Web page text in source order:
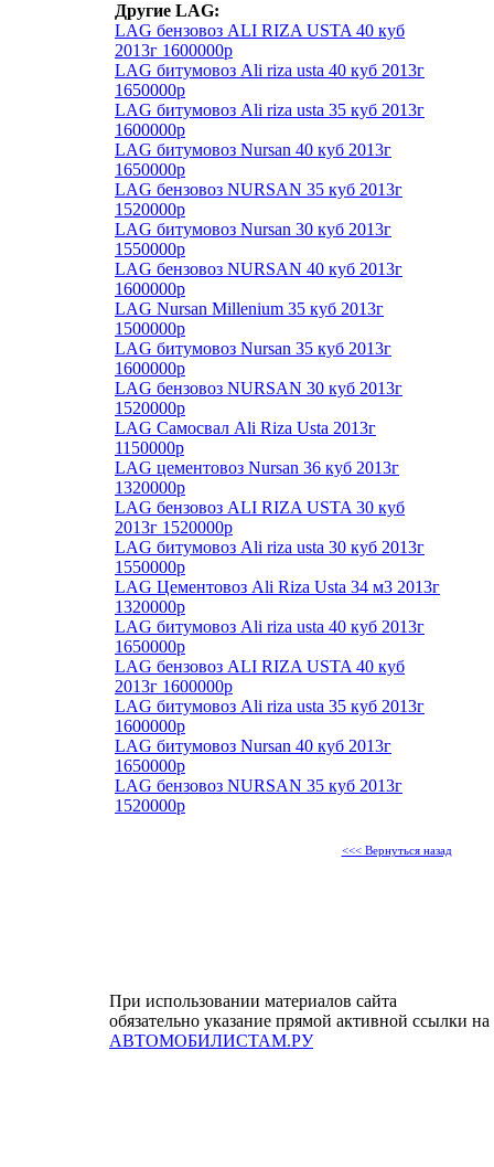
Другие LAG:
LAG бензовоз ALI RIZA USTA 40 куб
2013г 1600000р
LAG битумовоз Ali riza usta 40 куб 2013г
1650000р
LAG битумовоз Ali riza usta 35 куб 2013г
1600000р
LAG битумовоз Nursan 40 куб 2013г
1650000р
LAG бензовоз NURSAN 35 куб 2013г
1520000р
LAG битумовоз Nursan 30 куб 2013г
1550000р
LAG бензовоз NURSAN 40 куб 2013г
1600000р
LAG Nursan Millenium 35 куб 2013г
1500000р
LAG битумовоз Nursan 35 куб 2013г
1600000р
LAG бензовоз NURSAN 30 куб 2013г
1520000р
LAG Самосвал Ali Riza Usta 2013г
1150000р
LAG цементовоз Nursan 36 куб 2013г
1320000р
LAG бензовоз ALI RIZA USTA 30 куб
2013г 1520000р
LAG битумовоз Ali riza usta 30 куб 2013г
1550000р
LAG Цементовоз Ali Riza Usta 34 м3 2013г
1320000р
LAG битумовоз Ali riza usta 40 куб 2013г
1650000р
LAG бензовоз ALI RIZA USTA 40 куб
2013г 1600000р
LAG битумовоз Ali riza usta 35 куб 2013г
1600000р
LAG битумовоз Nursan 40 куб 2013г
1650000р
LAG бензовоз NURSAN 35 куб 2013г
1520000р
<<< Вернуться назад
При использовании материалов сайта
обязательно указание прямой активной ссылки на
АВТОМОБИЛИСТАМ.РУ